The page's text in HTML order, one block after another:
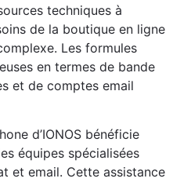
techniques à
de la boutique en ligne
Les formules
en termes de bande
et de comptes email
d’IONOS bénéficie
équipes spécialisées
et email. Cette assistance